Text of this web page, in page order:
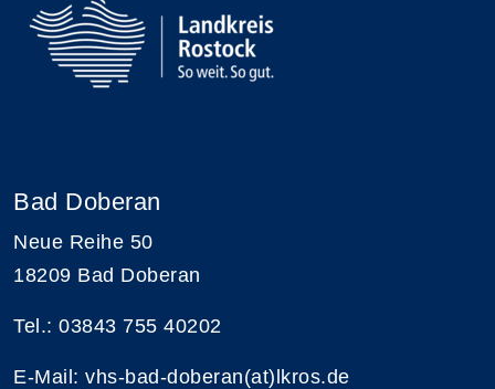
Bad Doberan
Neue Reihe 50
18209 Bad Doberan
Tel.: 03843 755 40202
E-Mail: vhs-bad-doberan(at)lkros.de